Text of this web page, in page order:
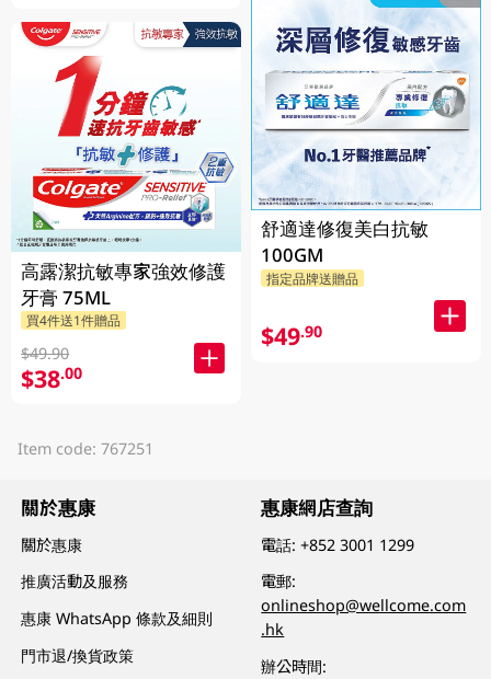
高露潔抗敏專家強效修護
牙膏 75ML
買4件送1件贈品
$49.90
$38.00
舒適達修復美白抗敏
100GM
指定品牌送贈品
$49.90
Item code: 767251
關於惠康
關於惠康
推廣活動及服務
惠康 WhatsApp 條款及細則
門市退/換貨政策
惠康網店查詢
電話:+852 3001 1299
電郵:
onlineshop@wellcome.com
.hk
辦公時間: